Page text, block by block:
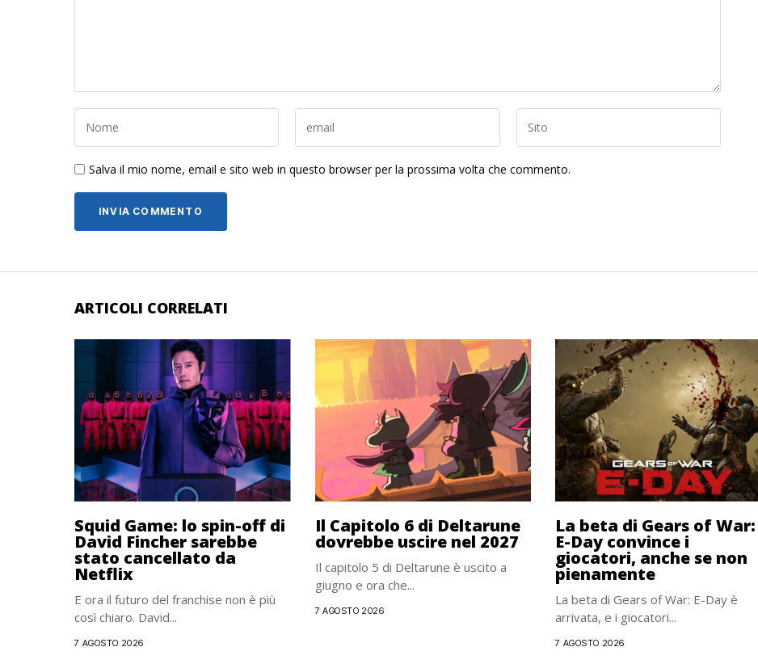
Salva il mio nome, email e sito web in questo browser per la prossima volta che commento.
ARTICOLI CORRELATI
Squid Game: lo spin-off di
David Fincher sarebbe
stato cancellato da
Netflix
E ora il futuro del franchise non è più
così chiaro. David...
7 AGOSTO 2026
Il Capitolo 6 di Deltarune
dovrebbe uscire nel 2027
Il capitolo 5 di Deltarune è uscito a
giugno e ora che...
7 AGOSTO 2026
La beta di Gears of War:
E-Day convince i
giocatori, anche se non
pienamente
La beta di Gears of War: E-Day è
arrivata, e i giocatori...
7 AGOSTO 2026